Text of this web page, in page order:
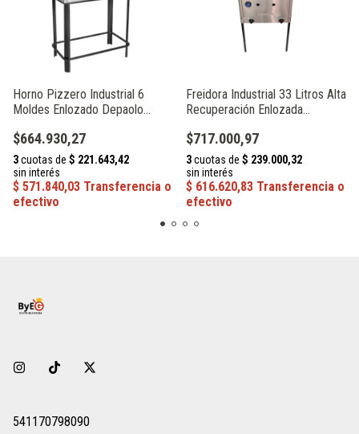
Horno Pizzero Industrial 6
Moldes Enlozado Depaolo
$664.930,27
Freidora Industrial 33 Litros Alta
Recuperación Enlozada
$717.000,97
541170798090